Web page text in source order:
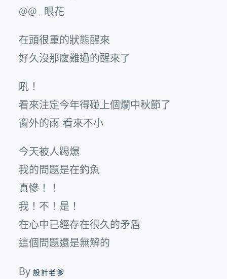
@@…眼花
在頭很重的狀態醒來
好久沒那麼難過的醒來了
吼！
看來注定今年得碰上個爛中秋節了
窗外的雨-看來不小
今天被人踢爆
我的問題是在釣魚
真慘！！
我！不！是！
在心中已經存在很久的矛盾
這個問題還是無解的
By設計老爹